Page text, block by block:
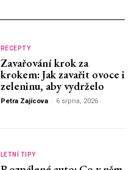
RECEPTY
Zavařování krok za
krokem: Jak zavařit ovoce i
zeleninu, aby vydrželo
Petra Zajícova - 6 srpna, 2026
LETNÍ TIPY